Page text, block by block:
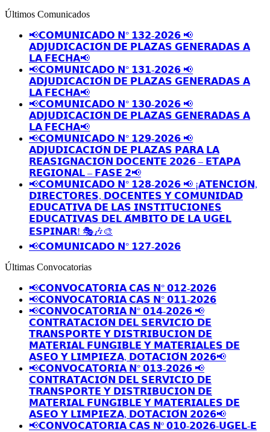
Últimos Comunicados
📢𝗖𝗢𝗠𝗨𝗡𝗜𝗖𝗔𝗗𝗢 𝗡° 𝟭𝟯𝟮-𝟮𝟬𝟮𝟲 📢
𝗔𝗗𝗝𝗨𝗗𝗜𝗖𝗔𝗖𝗜𝗢́𝗡 𝗗𝗘 𝗣𝗟𝗔𝗭𝗔𝗦 𝗚𝗘𝗡𝗘𝗥𝗔𝗗𝗔𝗦 𝗔
𝗟𝗔 𝗙𝗘𝗖𝗛𝗔📢
📢𝗖𝗢𝗠𝗨𝗡𝗜𝗖𝗔𝗗𝗢 𝗡° 𝟭𝟯𝟭-𝟮𝟬𝟮𝟲 📢
𝗔𝗗𝗝𝗨𝗗𝗜𝗖𝗔𝗖𝗜𝗢́𝗡 𝗗𝗘 𝗣𝗟𝗔𝗭𝗔𝗦 𝗚𝗘𝗡𝗘𝗥𝗔𝗗𝗔𝗦 𝗔
𝗟𝗔 𝗙𝗘𝗖𝗛𝗔📢
📢𝗖𝗢𝗠𝗨𝗡𝗜𝗖𝗔𝗗𝗢 𝗡° 𝟭𝟯𝟬-𝟮𝟬𝟮𝟲 📢
𝗔𝗗𝗝𝗨𝗗𝗜𝗖𝗔𝗖𝗜𝗢́𝗡 𝗗𝗘 𝗣𝗟𝗔𝗭𝗔𝗦 𝗚𝗘𝗡𝗘𝗥𝗔𝗗𝗔𝗦 𝗔
𝗟𝗔 𝗙𝗘𝗖𝗛𝗔📢
📢𝗖𝗢𝗠𝗨𝗡𝗜𝗖𝗔𝗗𝗢 𝗡° 𝟭𝟮𝟵-𝟮𝟬𝟮𝟲 📢
𝗔𝗗𝗝𝗨𝗗𝗜𝗖𝗔𝗖𝗜𝗢́𝗡 𝗗𝗘 𝗣𝗟𝗔𝗭𝗔𝗦 𝗣𝗔𝗥𝗔 𝗟𝗔
𝗥𝗘𝗔𝗦𝗜𝗚𝗡𝗔𝗖𝗜𝗢́𝗡 𝗗𝗢𝗖𝗘𝗡𝗧𝗘 𝟮𝟬𝟮𝟲 – 𝗘𝗧𝗔𝗣𝗔
𝗥𝗘𝗚𝗜𝗢𝗡𝗔𝗟 – 𝗙𝗔𝗦𝗘 𝟮📢
📢𝗖𝗢𝗠𝗨𝗡𝗜𝗖𝗔𝗗𝗢 𝗡° 𝟭𝟮𝟴-𝟮𝟬𝟮𝟲 📢 ¡𝗔𝗧𝗘𝗡𝗖𝗜𝗢́𝗡,
𝗗𝗜𝗥𝗘𝗖𝗧𝗢𝗥𝗘𝗦, 𝗗𝗢𝗖𝗘𝗡𝗧𝗘𝗦 𝗬 𝗖𝗢𝗠𝗨𝗡𝗜𝗗𝗔𝗗
𝗘𝗗𝗨𝗖𝗔𝗧𝗜𝗩𝗔 𝗗𝗘 𝗟𝗔𝗦 𝗜𝗡𝗦𝗧𝗜𝗧𝗨𝗖𝗜𝗢𝗡𝗘𝗦
𝗘𝗗𝗨𝗖𝗔𝗧𝗜𝗩𝗔𝗦 𝗗𝗘𝗟 𝗔́𝗠𝗕𝗜𝗧𝗢 𝗗𝗘 𝗟𝗔 𝗨𝗚𝗘𝗟
𝗘𝗦𝗣𝗜𝗡𝗔𝗥! 🎭🎶🎨
📢𝗖𝗢𝗠𝗨𝗡𝗜𝗖𝗔𝗗𝗢 𝗡° 𝟭𝟮𝟳-𝟮𝟬𝟮𝟲
Últimas Convocatorias
📢𝗖𝗢𝗡𝗩𝗢𝗖𝗔𝗧𝗢𝗥𝗜𝗔 𝗖𝗔𝗦 𝗡° 𝟬𝟭𝟮-𝟮𝟬𝟮𝟲
📢𝗖𝗢𝗡𝗩𝗢𝗖𝗔𝗧𝗢𝗥𝗜𝗔 𝗖𝗔𝗦 𝗡° 𝟬𝟭𝟭-𝟮𝟬𝟮𝟲
📢𝗖𝗢𝗡𝗩𝗢𝗖𝗔𝗧𝗢𝗥𝗜𝗔 𝗡° 𝟬𝟭𝟰-𝟮𝟬𝟮𝟲 📢
𝗖𝗢𝗡𝗧𝗥𝗔𝗧𝗔𝗖𝗜𝗢́𝗡 𝗗𝗘𝗟 𝗦𝗘𝗥𝗩𝗜𝗖𝗜𝗢 𝗗𝗘
𝗧𝗥𝗔𝗡𝗦𝗣𝗢𝗥𝗧𝗘 𝗬 𝗗𝗜𝗦𝗧𝗥𝗜𝗕𝗨𝗖𝗜𝗢𝗡 𝗗𝗘
𝗠𝗔𝗧𝗘𝗥𝗜𝗔𝗟 𝗙𝗨𝗡𝗚𝗜𝗕𝗟𝗘 𝗬 𝗠𝗔𝗧𝗘𝗥𝗜𝗔𝗟𝗘𝗦 𝗗𝗘
𝗔𝗦𝗘𝗢 𝗬 𝗟𝗜𝗠𝗣𝗜𝗘𝗭𝗔, 𝗗𝗢𝗧𝗔𝗖𝗜𝗢́𝗡 𝟮𝟬𝟮𝟲📢
📢𝗖𝗢𝗡𝗩𝗢𝗖𝗔𝗧𝗢𝗥𝗜𝗔 𝗡° 𝟬𝟭𝟯-𝟮𝟬𝟮𝟲 📢
𝗖𝗢𝗡𝗧𝗥𝗔𝗧𝗔𝗖𝗜𝗢́𝗡 𝗗𝗘𝗟 𝗦𝗘𝗥𝗩𝗜𝗖𝗜𝗢 𝗗𝗘
𝗧𝗥𝗔𝗡𝗦𝗣𝗢𝗥𝗧𝗘 𝗬 𝗗𝗜𝗦𝗧𝗥𝗜𝗕𝗨𝗖𝗜𝗢𝗡 𝗗𝗘
𝗠𝗔𝗧𝗘𝗥𝗜𝗔𝗟 𝗙𝗨𝗡𝗚𝗜𝗕𝗟𝗘 𝗬 𝗠𝗔𝗧𝗘𝗥𝗜𝗔𝗟𝗘𝗦 𝗗𝗘
𝗔𝗦𝗘𝗢 𝗬 𝗟𝗜𝗠𝗣𝗜𝗘𝗭𝗔, 𝗗𝗢𝗧𝗔𝗖𝗜𝗢́𝗡 𝟮𝟬𝟮𝟲📢
📢𝗖𝗢𝗡𝗩𝗢𝗖𝗔𝗧𝗢𝗥𝗜𝗔 𝗖𝗔𝗦 𝗡º 𝟬𝟭𝟬-𝟮𝟬𝟮𝟲-𝗨𝗚𝗘𝗟-𝗘